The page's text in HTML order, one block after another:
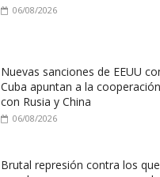
06/08/2026
Nuevas sanciones de EEUU
Cuba apuntan a la
con Rusia y China
06/08/2026
Brutal represión contra los que